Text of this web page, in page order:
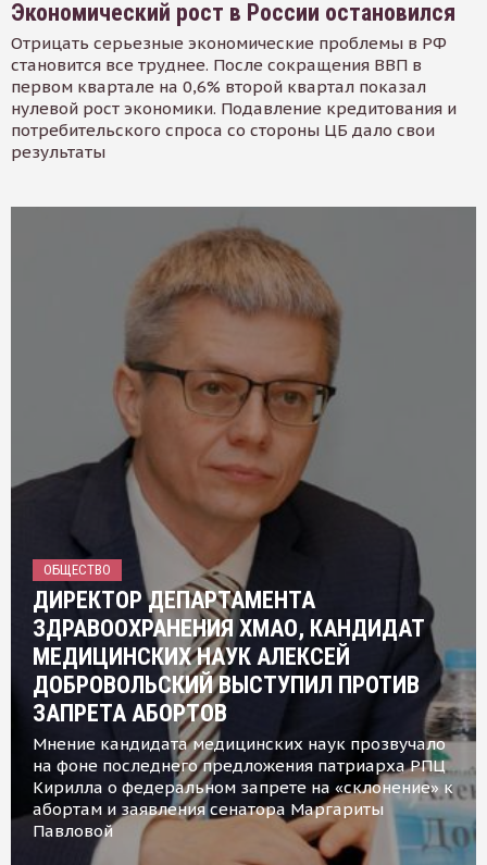
Экономический рост в России остановился
Отрицать серьезные экономические проблемы в РФ
становится все труднее. После сокращения ВВП в
первом квартале на 0,6% второй квартал показал
нулевой рост экономики. Подавление кредитования и
потребительского спроса со стороны ЦБ дало свои
результаты
ОБЩЕСТВО
ДИРЕКТОР ДЕПАРТАМЕНТА
ЗДРАВООХРАНЕНИЯ ХМАО, КАНДИДАТ
МЕДИЦИНСКИХ НАУК АЛЕКСЕЙ
ДОБРОВОЛЬСКИЙ ВЫСТУПИЛ ПРОТИВ
ЗАПРЕТА АБОРТОВ
Мнение кандидата медицинских наук прозвучало
на фоне последнего предложения патриарха РПЦ
Кирилла о федеральном запрете на «склонение» к
абортам и заявления сенатора Маргариты
Павловой